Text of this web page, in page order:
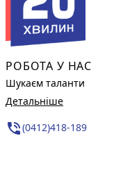
РОБОТА У НАС
Шукаєм таланти
Детальніше
phone_in_talk(0412)418-189